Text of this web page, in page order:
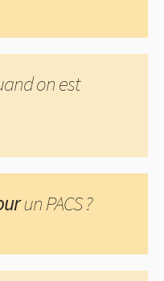
on est
un PACS ?